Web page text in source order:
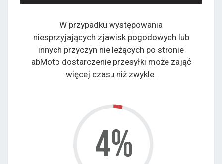
W przypadku występowania
niesprzyjających zjawisk pogodowych lub
innych przyczyn nie leżących po stronie
abMoto dostarczenie przesyłki może zająć
więcej czasu niż zwykle.